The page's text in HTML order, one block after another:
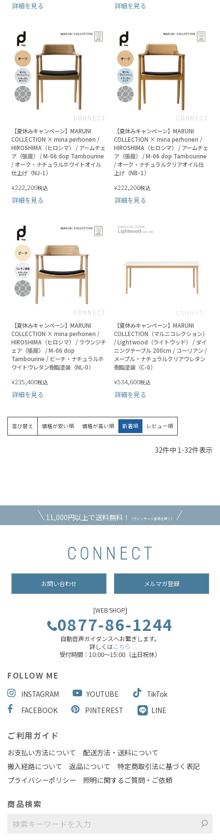
詳細を見る 詳細を見る
【夏休みキャンペーン】MARUNI
COLLECTION × mina perhonen /
HIROSHIMA（ヒロシマ） / アームチェ
ア（張座） / M-06 dop Tambourine
/ オーク・ナチュラルホワイトオイル
仕上げ（NJ-1）
¥222,200税込
詳細を見る
【夏休みキャンペーン】MARUNI
COLLECTION × mina perhonen /
HIROSHIMA（ヒロシマ） / アームチェ
ア（張座） / M-06 dop Tambourine
/ オーク・ナチュラルクリアオイル仕
上げ（NB-1）
¥222,200税込
詳細を見る
【夏休みキャンペーン】MARUNI
COLLECTION × mina perhonen /
HIROSHIMA（ヒロシマ） / ラウンジチ
ェア（張座） / M-06 dop
Tambourine / ビーチ・ナチュラルホ
ワイトウレタン樹脂塗装（NL-0）
¥235,400税込
詳細を見る
【夏休みキャンペーン】MARUNI
COLLECTION（マルニコレクション）
/ Lightwood（ライトウッド） / ダイ
ニングテーブル 200cm / コーリアン /
メープル・ナチュラルクリアウレタン
樹脂塗装（C-0）
¥534,600税込
詳細を見る
並び替え 価格が安い順 価格が高い順 新着順 レビュー順
32件中 1-32件表示
11,000円以上で送料無料！ （ヴィンテージ家具を除く）
お問い合わせ メルマガ登録
[WEB SHOP]
0877-86-1244
自動音声ガイダンスへお繋ぎします。
詳しくはこちら
受付時間：10:00～15:00（土日祝休）
FOLLOW ME
INSTAGRAM YOUTUBE
TikTok
FACEBOOK
PINTEREST LINE
ご利用ガイド
お支払い方法について
配送方法・送料について
搬入経路について
返品について
特定商取引法に基づく表記
プライバシーポリシー
照明に関するご質問・ご依頼
商品検索